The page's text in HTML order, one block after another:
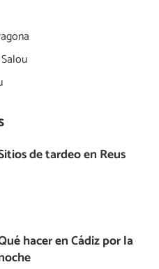
de tardeo en Reus
hacer en Cádiz por la